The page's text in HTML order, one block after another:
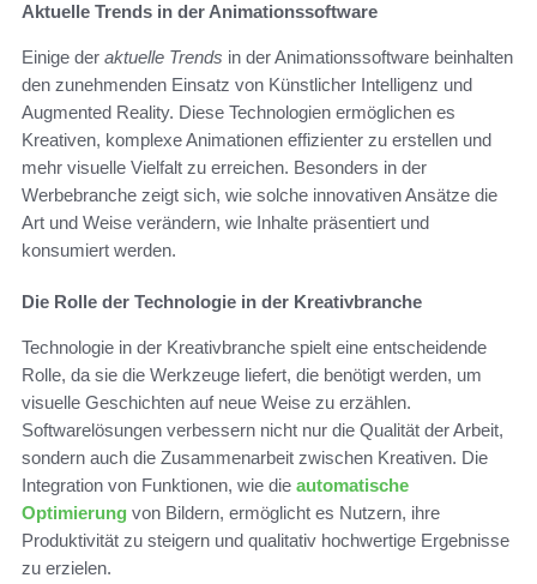
Aktuelle Trends in der Animationssoftware
Einige der aktuelle Trends in der Animationssoftware beinhalten
den zunehmenden Einsatz von Künstlicher Intelligenz und
Augmented Reality. Diese Technologien ermöglichen es
Kreativen, komplexe Animationen effizienter zu erstellen und
mehr visuelle Vielfalt zu erreichen. Besonders in der
Werbebranche zeigt sich, wie solche innovativen Ansätze die
Art und Weise verändern, wie Inhalte präsentiert und
konsumiert werden.
Die Rolle der Technologie in der Kreativbranche
Technologie in der Kreativbranche spielt eine entscheidende
Rolle, da sie die Werkzeuge liefert, die benötigt werden, um
visuelle Geschichten auf neue Weise zu erzählen.
Softwarelösungen verbessern nicht nur die Qualität der Arbeit,
sondern auch die Zusammenarbeit zwischen Kreativen. Die
Integration von Funktionen, wie die automatische
Optimierung von Bildern, ermöglicht es Nutzern, ihre
Produktivität zu steigern und qualitativ hochwertige Ergebnisse
zu erzielen.